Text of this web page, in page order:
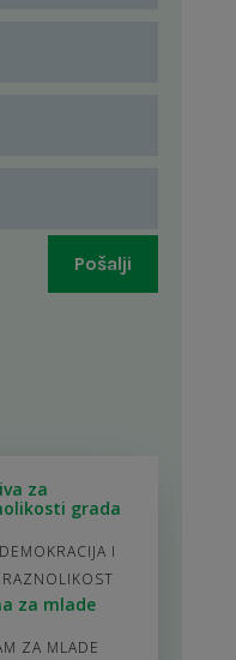
Pošalji
za
grada
I
RAZNOLIKOST
za mlade
ZA MLADE